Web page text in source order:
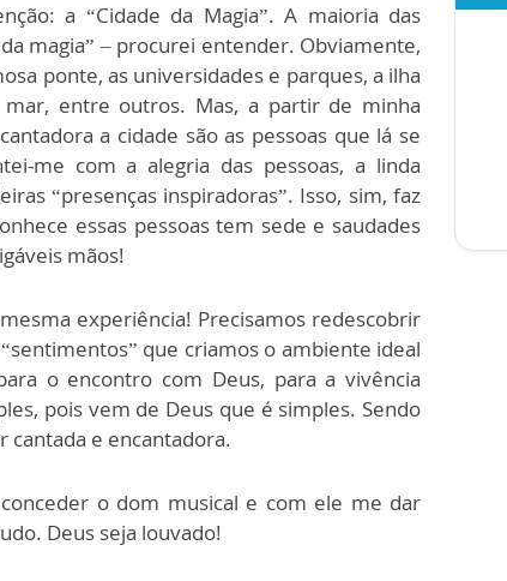
a “Cidade da Magia”. A maioria das
magia” – procurei entender. Obviamente,
ponte, as universidades e parques, a ilha
entre outros. Mas, a partir de minha
a cidade são as pessoas que lá se
me com a alegria das pessoas, a linda
“presenças inspiradoras”. Isso, sim, faz
essas pessoas tem sede e saudades
mãos!
experiência! Precisamos redescobrir
que criamos o ambiente ideal
o encontro com Deus, para a vivência
pois vem de Deus que é simples. Sendo
cantada e encantadora.
o dom musical e com ele me dar
Deus seja louvado!